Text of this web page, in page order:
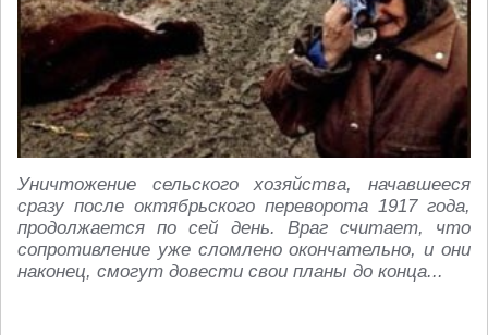
Уничтожение сельского хозяйства, начавшееся
сразу после октябрьского переворота 1917 года,
продолжается по сей день. Враг считает, что
сопротивление уже сломлено окончательно, и они
наконец, смогут довести свои планы до конца...